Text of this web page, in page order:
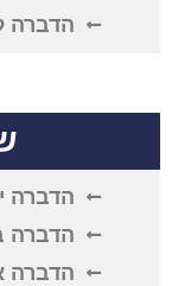
הדברה
הדברה
הדברה
הדברה